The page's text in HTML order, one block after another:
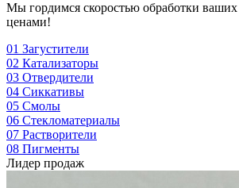
Мы гордимся скоростью обработки
ценами!
01 Загустители
02 Катализаторы
03 Отвердители
04 Сиккативы
05 Смолы
06 Стекломатериалы
07 Растворители
08 Пигменты
Лидер продаж